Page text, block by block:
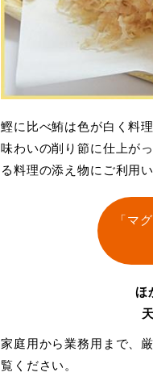
鰹に比べ鮪は色が白く料
味わいの削り節に仕上が
る料理の添え物にご利用
「マ
ほ
家庭用から業務用まで、
覧ください。